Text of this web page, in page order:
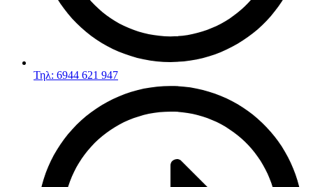
Τηλ: 6944 621 947